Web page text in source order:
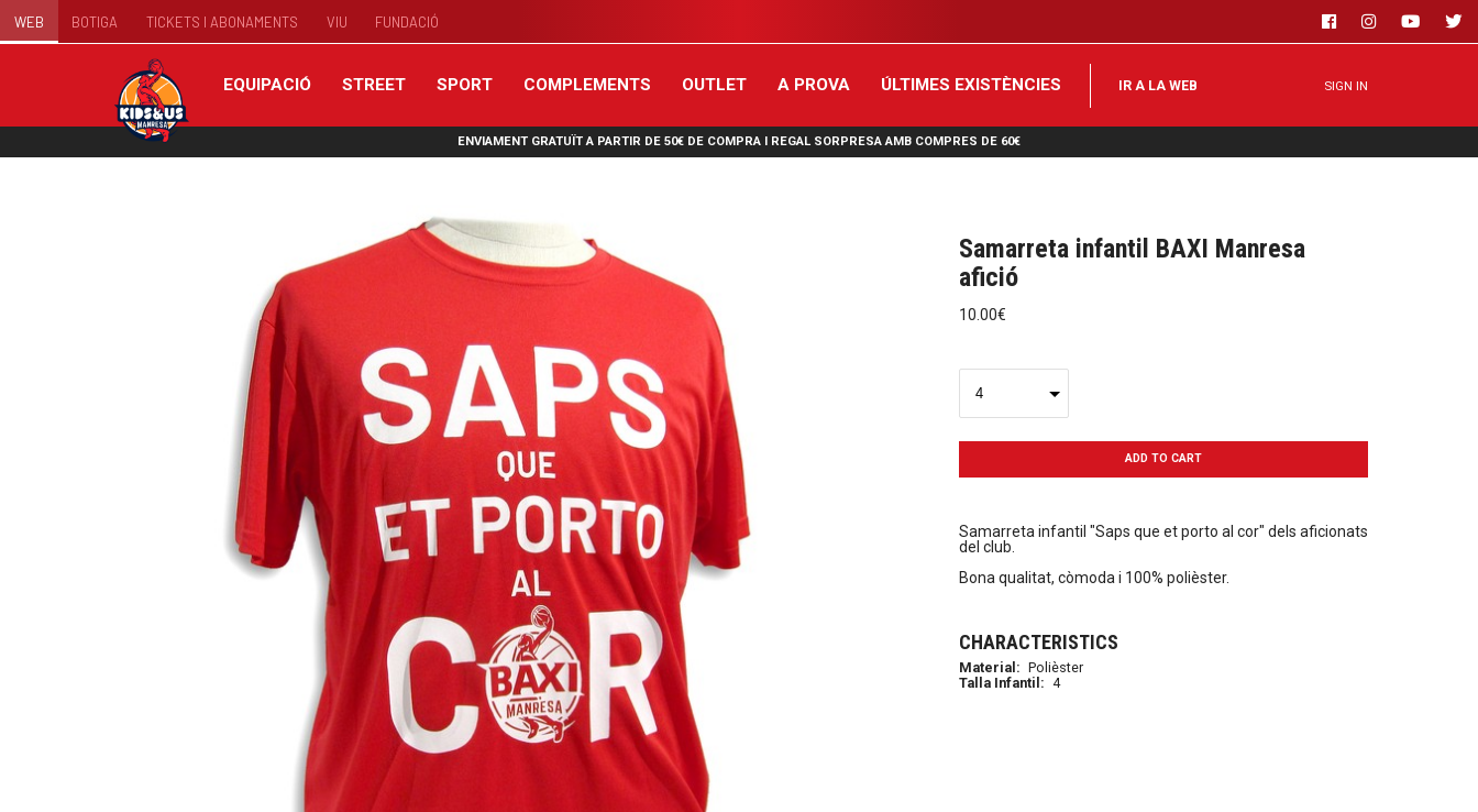
WEB BOTIGA TICKETS I ABONAMENTS VIU FUNDACIÓ
EQUIPACIÓ STREET SPORT COMPLEMENTS OUTLET A PROVA ÚLTIMES EXISTÈNCIES IR A LA WEB SIGN IN
ENVIAMENT GRATUÏT A PARTIR DE 50€ DE COMPRA I REGAL SORPRESA AMB COMPRES DE 60€
Samarreta infantil BAXI Manresa
afició
10.00€
ADD TO CART
Samarreta infantil "Saps que et porto al cor" dels aficionats
del club.
Bona qualitat, còmoda i 100% polièster.
CHARACTERISTICS
Material: Polièster
Talla Infantil: 4